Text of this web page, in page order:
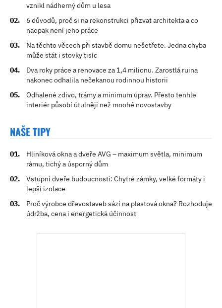
vznikl nádherný dům u lesa
6 důvodů, proč si na rekonstrukci přizvat architekta a co
naopak není jeho práce
Na těchto věcech při stavbě domu nešetřete. Jedna chyba
může stát i stovky tisíc
Dva roky práce a renovace za 1,4 milionu. Zarostlá ruina
nakonec odhalila nečekanou rodinnou historii
Odhalené zdivo, trámy a minimum úprav. Přesto tenhle
interiér působí útulněji než mnohé novostavby
NAŠE TIPY
Hliníková okna a dveře AVG – maximum světla, minimum
rámu, tichý a úsporný dům
Vstupní dveře budoucnosti: Chytré zámky, velké formáty i
lepší izolace
Proč výrobce dřevostaveb sází na plastová okna? Rozhoduje
údržba, cena i energetická účinnost